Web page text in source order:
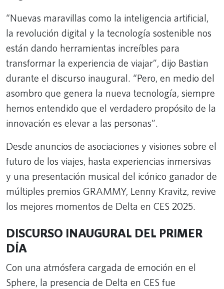
“Nuevas maravillas como la inteligencia artificial,
la revolución digital y la tecnología sostenible nos
están dando herramientas increíbles para
transformar la experiencia de viajar”, dijo Bastian
durante el discurso inaugural. “Pero, en medio del
asombro que genera la nueva tecnología, siempre
hemos entendido que el verdadero propósito de la
innovación es elevar a las personas”.
Desde anuncios de asociaciones y visiones sobre el
futuro de los viajes, hasta experiencias inmersivas
y una presentación musical del icónico ganador de
múltiples premios GRAMMY, Lenny Kravitz, revive
los mejores momentos de Delta en CES 2025.
DISCURSO INAUGURAL DEL PRIMER
DÍA
Con una atmósfera cargada de emoción en el
Sphere, la presencia de Delta en CES fue